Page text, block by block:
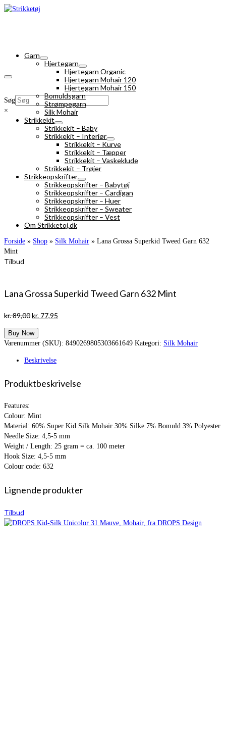
Søg
×
Garn
Hjertegarn
Hjertegarn Organic
Hjertegarn Mohair 120
Hjertegarn Mohair 150
Bomuldsgarn
Strømpegarn
Silk Mohair
Strikkekit
Strikkekit – Baby
Strikkekit – Interiør
Strikkekit – Kurve
Strikkekit – Tæpper
Strikkekit – Vaskeklude
Strikkekit – Trøjer
Strikkeopskrifter
Strikkeopskrifter – Babytøj
Strikkeopskrifter – Cardigan
Strikkeopskrifter – Huer
Strikkeopskrifter – Sweater
Strikkeopskrifter – Vest
Om Strikketoj.dk
Forside » Shop » Silk Mohair » Lana Grossa Superkid Tweed Garn 632
Mint
Tilbud
Lana Grossa Superkid Tweed Garn 632 Mint
kr.89,00Den
pris
var:
kr. 77,95
er:
Buy Now
Varenummer (SKU): 8490269805303661649 Kategori: Silk Mohair
Beskrivelse
Produktbeskrivelse
Features:
Colour: Mint
Material: 60% Super Kid Silk Mohair 30% Silke 7% Bomuld 3% Polyester
Needle Size: 4,5-5 mm
Weight / Length: 25 gram = ca. 100 meter
Hook Size: 4,5-5 mm
Colour code: 632
Lignende produkter
Tilbud